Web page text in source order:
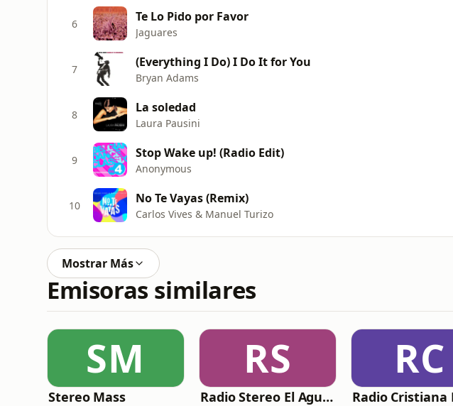
6 Te Lo Pido por Favor
Jaguares
7 (Everything I Do) I Do It for You
Bryan Adams
8 La soledad
Laura Pausini
9 Stop Wake up! (Radio Edit)
Anonymous
10 No Te Vayas (Remix)
Carlos Vives & Manuel Turizo
Mostrar Más
Emisoras similares
SM
Stereo Mass
RS
Radio Stereo El Agua Cristalina Olanchito
RC